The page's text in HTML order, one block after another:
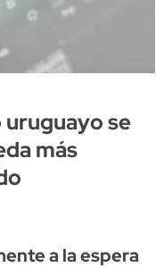
uruguayo se
más
a la espera